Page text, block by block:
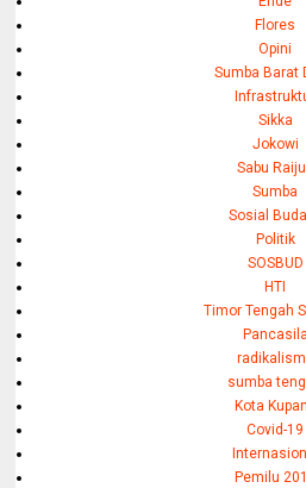
Flores
Opini
Sumba Barat
Sikka
Jokowi
Sabu
Sumba
Sosial
Politik
SOSBUD
HTI
Timor Tengah
Pancasila
sumba
Kota
Covid-19
Pemilu